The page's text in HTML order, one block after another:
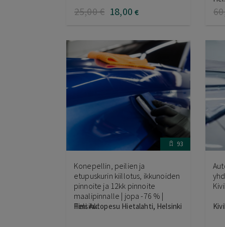
25,00€ 18,00 € 60
93
Konepellin, peilien ja
etupuskurin kiillotus, ikkunoiden
pinnoite ja 12kk pinnoite
maalipinnalle | jopa -76 % |
Helsinki
Timi Autopesu Hietalahti, Helsinki